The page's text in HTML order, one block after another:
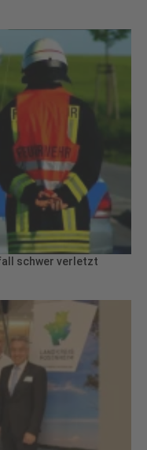
schwer verletzt